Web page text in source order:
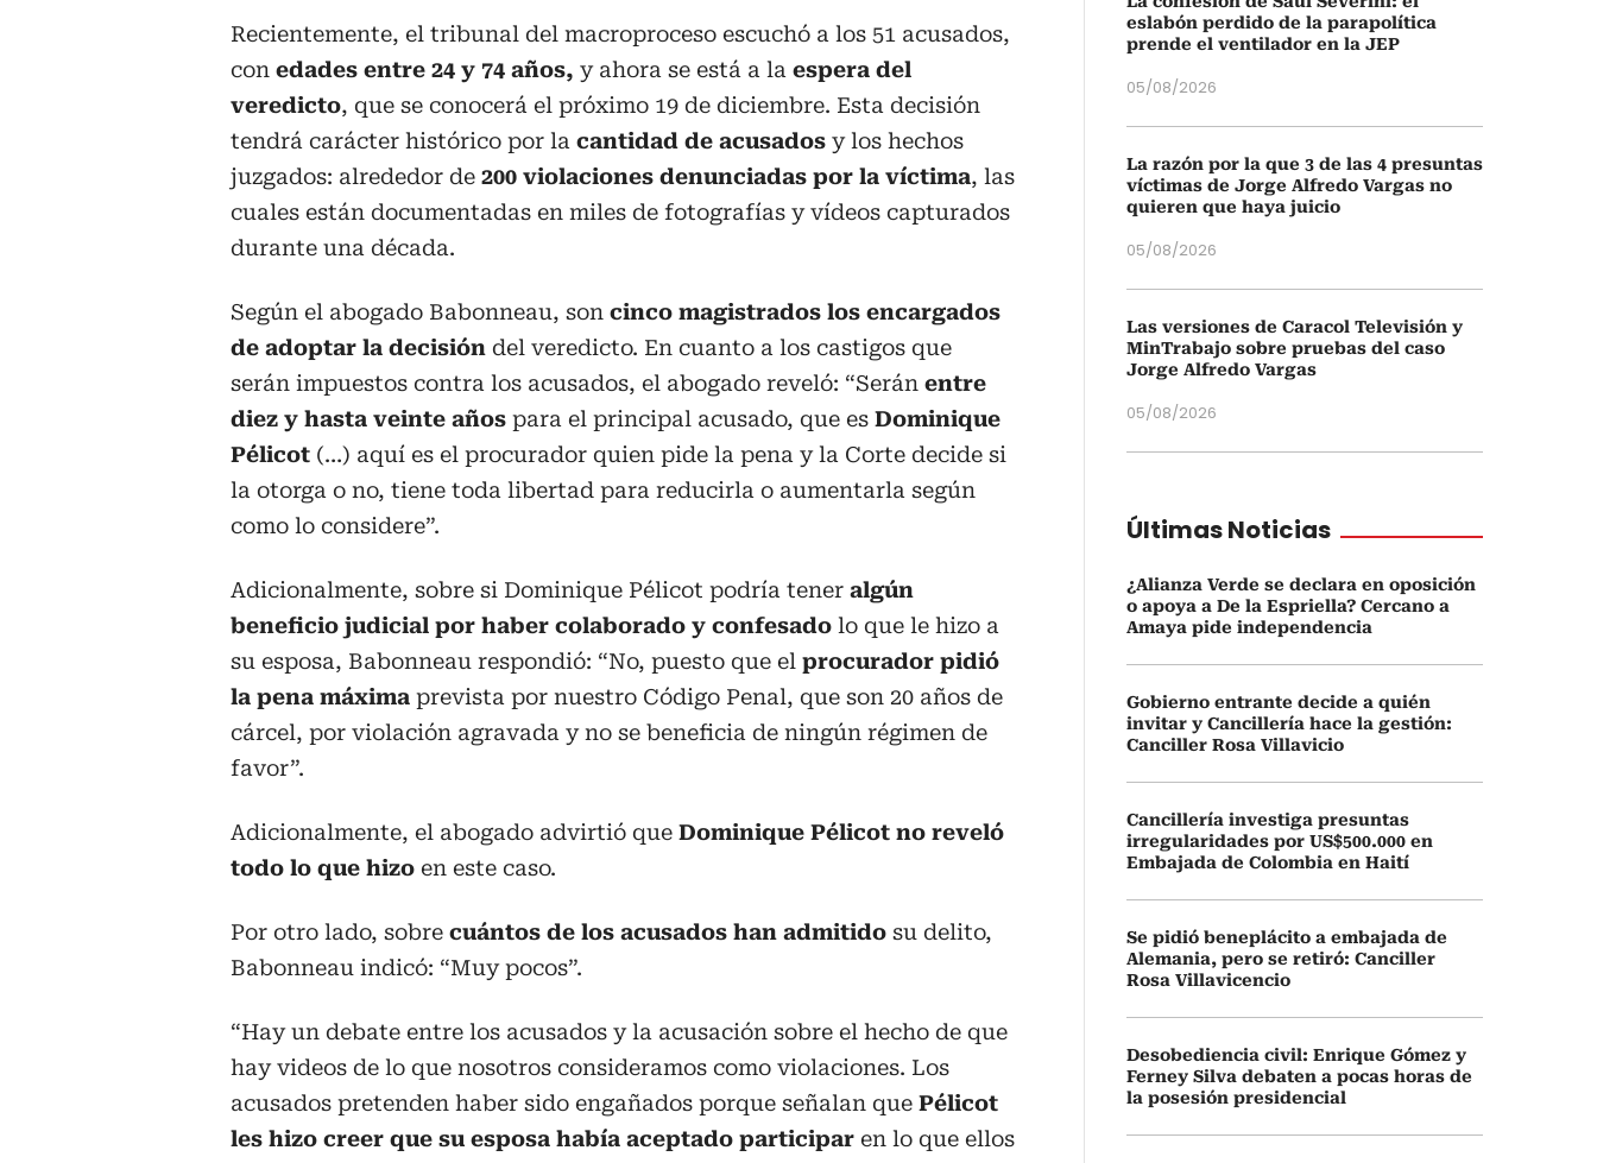
Recientemente, el tribunal del macroproceso escuchó a los 51 acusados,
con edades entre 24 y 74 años, y ahora se está a la espera del
veredicto, que se conocerá el próximo 19 de diciembre. Esta decisión
tendrá carácter histórico por la cantidad de acusados y los hechos
juzgados: alrededor de 200 violaciones denunciadas por la víctima, las
cuales están documentadas en miles de fotografías y vídeos capturados
durante una década.
Según el abogado Babonneau, son cinco magistrados los encargados
de adoptar la decisión del veredicto. En cuanto a los castigos que
serán impuestos contra los acusados, el abogado reveló: “Serán entre
diez y hasta veinte años para el principal acusado, que es Dominique
Pélicot (…) aquí es el procurador quien pide la pena y la Corte decide si
la otorga o no, tiene toda libertad para reducirla o aumentarla según
como lo considere”.
Adicionalmente, sobre si Dominique Pélicot podría tener algún
beneficio judicial por haber colaborado y confesado lo que le hizo a
su esposa, Babonneau respondió: “No, puesto que el procurador pidió
la pena máxima prevista por nuestro Código Penal, que son 20 años de
cárcel, por violación agravada y no se beneficia de ningún régimen de
favor”.
Adicionalmente, el abogado advirtió que Dominique Pélicot no reveló
todo lo que hizo en este caso.
Por otro lado, sobre cuántos de los acusados han admitido su delito,
Babonneau indicó: “Muy pocos”.
“Hay un debate entre los acusados y la acusación sobre el hecho de que
hay videos de lo que nosotros consideramos como violaciones. Los
acusados pretenden haber sido engañados porque señalan que Pélicot
les hizo creer que su esposa había aceptado participar en lo que ellos
eslabón perdido de la parapolítica
prende el ventilador en la JEP
05/08/2026
La razón por la que 3 de las 4 presuntas
víctimas de Jorge Alfredo Vargas no
quieren que haya juicio
05/08/2026
Las versiones de Caracol Televisión y
MinTrabajo sobre pruebas del caso
Jorge Alfredo Vargas
05/08/2026
Últimas Noticias
¿Alianza Verde se declara en oposición
o apoya a De la Espriella? Cercano a
Amaya pide independencia
Gobierno entrante decide a quién
invitar y Cancillería hace la gestión:
Canciller Rosa Villavicio
Cancillería investiga presuntas
irregularidades por US$500.000 en
Embajada de Colombia en Haití
Se pidió beneplácito a embajada de
Alemania, pero se retiró: Canciller
Rosa Villavicencio
Desobediencia civil: Enrique Gómez y
Ferney Silva debaten a pocas horas de
la posesión presidencial